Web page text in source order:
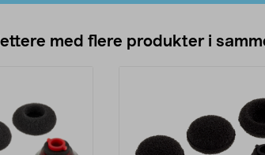
med flere produkter i